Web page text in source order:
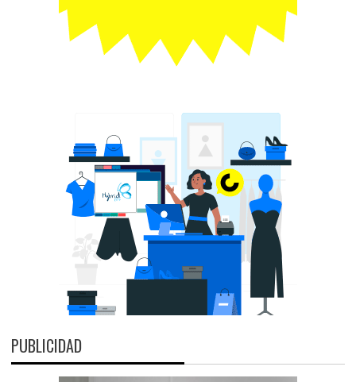
PUBLICIDAD